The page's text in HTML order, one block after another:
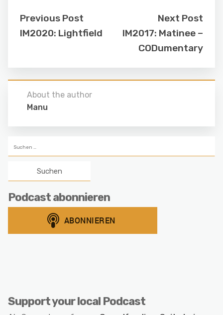
Previous Post
IM2020: Lightfield
Next Post
IM2017: Matinee –
CODumentary
About the author
Manu
nach:
Podcast abonnieren
Support your local Podcast